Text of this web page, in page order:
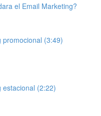
el Email Marketing?
promocional (3:49)
estacional (2:22)